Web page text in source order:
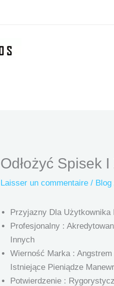
Odłożyć Spisek
Laisser un commentaire / Blog
Przyjazny Dla Użytkownika
Profesjonalny :
Innych
Wierność Marka :
Istniejące Pieniądze
Potwierdzenie :